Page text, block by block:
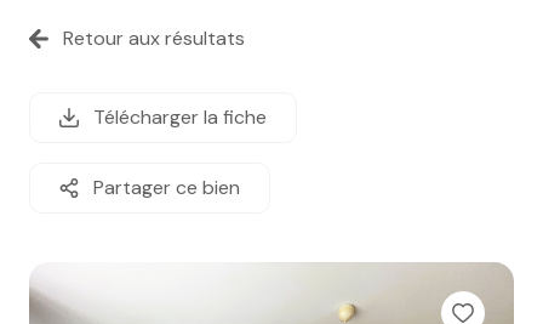
vendus
estimation
e-mail
Retour aux résultats
Télécharger la fiche
Partager ce bien